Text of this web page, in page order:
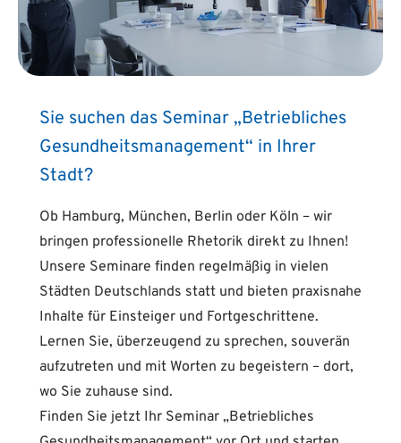
Sie suchen das Seminar „Betriebliches
Gesundheitsmanagement“ in Ihrer
Stadt?
Ob Hamburg, München, Berlin oder Köln – wir
bringen professionelle Rhetorik direkt zu Ihnen!
Unsere Seminare finden regelmäßig in vielen
Städten Deutschlands statt und bieten praxisnahe
Inhalte für Einsteiger und Fortgeschrittene.
Lernen Sie, überzeugend zu sprechen, souverän
aufzutreten und mit Worten zu begeistern – dort,
wo Sie zuhause sind.
Finden Sie jetzt Ihr Seminar „Betriebliches